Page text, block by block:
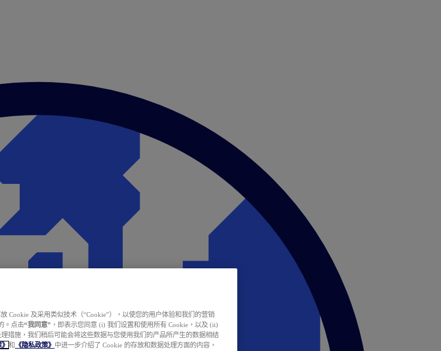
Cookie 及采用类似技术（“Cookie”），以使您的用户体验和我们的营销
。点击“我同意” ，即表示您同意 (i) 我们设置和使用所有 Cookie，以及 (ii)
措施，我们稍后可能会将这些数据与您使用我们的产品所产生的数据相结
和 《隐私政策》 中进一步介绍了 Cookie 的存放和数据处理方面的内容，